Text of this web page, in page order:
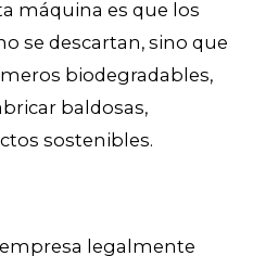
máquina es que los
se descartan, sino que
biodegradables,
baldosas,
sostenibles.
legalmente